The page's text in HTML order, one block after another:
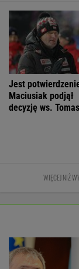
Jest
Maciusiak podjął
decyzję ws.
WIĘCEJ NIŻ